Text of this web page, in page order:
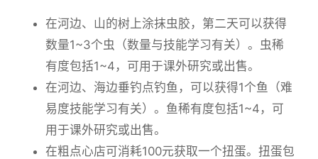
在河边、山的树上涂抹虫胶，第二天可以获得
数量1~3个虫（数量与技能学习有关）。虫稀
有度包括1~4，可用于课外研究或出售。
在河边、海边垂钓点钓鱼，可以获得1个鱼（难
易度技能学习有关）。鱼稀有度包括1~4，可
用于课外研究或出售。
在粗点心店可消耗100元获取一个扭蛋。扭蛋包